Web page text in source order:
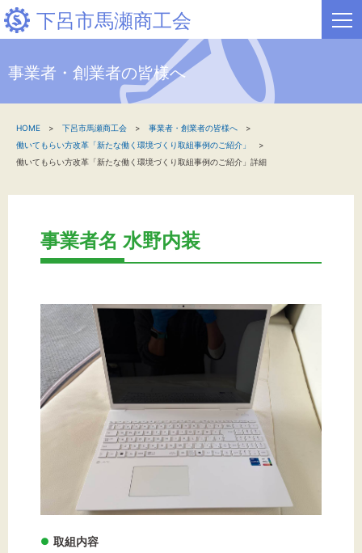
下呂市馬瀬商工会
新着情報
下呂市馬瀬商工会について
文字サイズ
背景色
黒 白 黄
事業者・創業者の皆様へ
HOME 下呂市馬瀬商工会
事業者・創業者の皆様へ
働いてもらい方改革「新たな働く環境づくり取組事例のご紹介」
働いてもらい方改革「新たな働く環境づくり取組事例のご紹介」詳細
事業者名 水野内装
取組内容